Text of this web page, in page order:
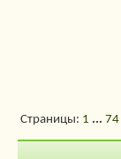
Страницы: 1 ...74